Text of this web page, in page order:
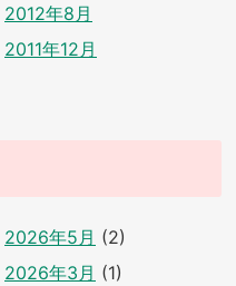
2012年8月
2011年12月
2026年5月 (2)
2026年3月 (1)